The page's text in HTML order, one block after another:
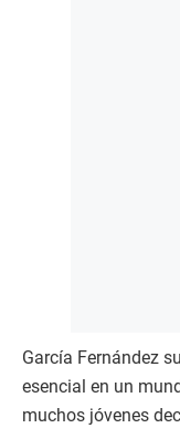
García Fernández
esencial en un
muchos jóvenes